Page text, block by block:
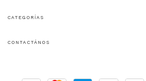
CATEGORÍAS
CONTACTÁNOS